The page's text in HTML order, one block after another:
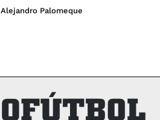
Alejandro Palomeque